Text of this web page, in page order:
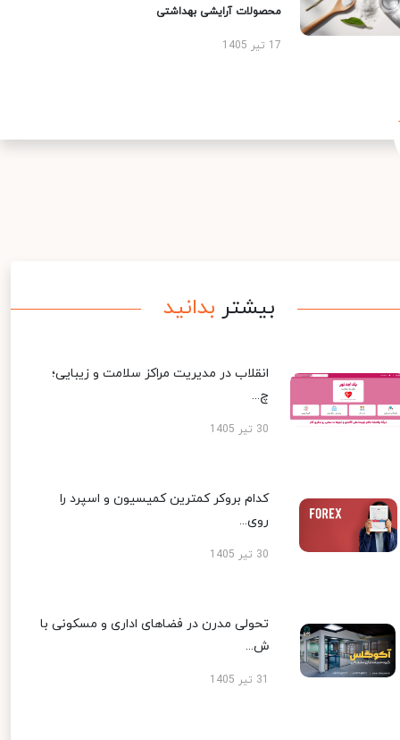
محصولات آرایشی بهداشتی
17 تیر 1405
بیشتر بدانید
انقلاب در مدیریت مراکز سلامت و زیبایی؛
چ...
30 تیر 1405
کدام بروکر کمترین کمیسیون و اسپرد را
روی...
30 تیر 1405
تحولی مدرن در فضاهای اداری و مسکونی با
ش...